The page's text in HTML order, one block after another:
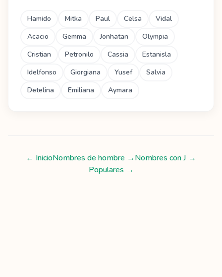
Hamido Mitka Paul Celsa
Vidal
Acacio
Gemma Jonhatan
Olympia
Cristian
Petronilo Cassia
Estanisla
Idelfonso
Giorgiana Yusef
Salvia
Detelina
Emiliana Aymara
← InicioNombres de hombre →Nombres conJ →
Populares →